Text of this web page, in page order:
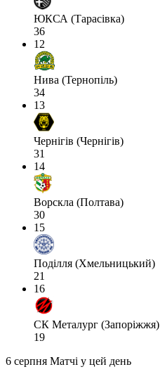
ЮКСА (Тарасівка)
36
12
Нива (Тернопіль)
34
13
Чернігів (Чернігів)
31
14
Ворскла (Полтава)
30
15
Поділля (Хмельницький)
21
16
СК Металург (Запоріжжя)
19
6 серпня Матчі у цей день